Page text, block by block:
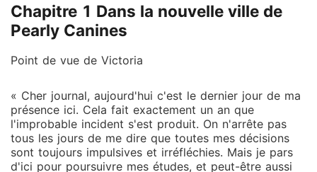
de déménager dans une petite ville appelée Pearly
Canines avec sa tante. Mais il y avait quelque chose
ressentait une attirance indéniable pour ce type
comme s'il connaissait ses secrets les plus profonds.
Cela a été le cas jusqu'à un jour dans la nuit, il est
venu et s'est penché vers elle avant de lui murmurer
de façon séduisante à l'oreille : « Bonsoir, ma
compagne destinée, prête à t'engager sur le voyage
Chapitre 1 Dans la nouvelle ville de
Pearly Canines
Point de vue de Victoria
« Cher journal, aujourd'hui c'est le dernier jour de ma
présence ici. Cela fait exactement un an que
l'improbable incident s'est produit. On n'arrête pas
tous les jours de me dire que toutes mes décisions
sont toujours impulsives et irréfléchies. Mais je pars
d'ici pour poursuivre mes études, et peut-être aussi